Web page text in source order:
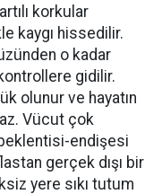
korkular
kaygı hissedilir.
o kadar
gidilir.
olunur ve hayatın
Vücut çok
endişesi
gerçek dışı bir
yere sıkı tutum